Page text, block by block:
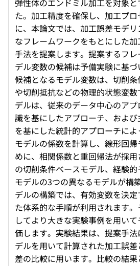
弾性体のエンドミル加工を対象
た。加工精度を確保し、加工プ
に、本論文では、加工誤差モデ
なフレームワークをもとにした
手法を提案します。提案するフ
デル変数の候補は予備実験に基づ
候補となるモデル変数は、切削
や切削抵抗などの物理的状態変
デルは、従来のデータ中心のア
識を基にしたアプローチ、および
を基にした統計的アプローチによ
モデルの係数を計算し、線形回
めに、相関係数と重回帰法が採
の切削条件ベースモデル、経験
モデルの3つの異なるモデルが構
デルの構築では、有効変数を決
た体系的な手順が利用されます
してより大きな実験事例を用い
価します。実験結果は、提案手
デルを用いて計算された加工誤
差の比較に用います。比較の結